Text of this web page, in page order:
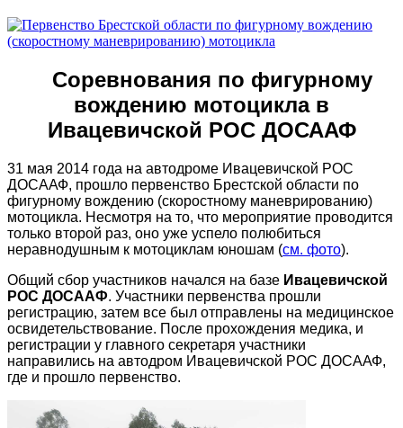
Соревнования по фигурному
вождению мотоцикла в
Ивацевичской РОС ДОСААФ
31 мая 2014 года на автодроме Ивацевичской РОС
ДОСААФ, прошло первенство Брестской области по
фигурному вождению (скоростному маневрированию)
мотоцикла. Несмотря на то, что мероприятие проводится
только второй раз, оно уже успело полюбиться
неравнодушным к мотоциклам юношам (см. фото).
Общий сбор участников начался на базе Ивацевичской
РОС ДОСААФ. Участники первенства прошли
регистрацию, затем все был отправлены на медицинское
освидетельствование. После прохождения медика, и
регистрации у главного секретаря участники
направились на автодром Ивацевичской РОС ДОСААФ,
где и прошло первенство.